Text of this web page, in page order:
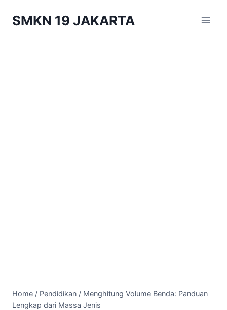
SMKN 19 JAKARTA
Home / Pendidikan / Menghitung Volume Benda: Panduan
Lengkap dari Massa Jenis